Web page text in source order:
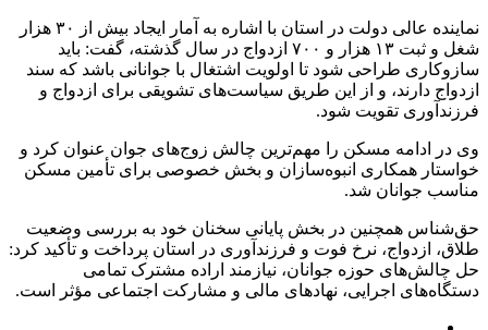
نماینده عالی دولت در استان با اشاره به آمار ایجاد بیش از ۳۰ هزار
شغل و ثبت ۱۳ هزار و ۷۰۰ ازدواج در سال گذشته، گفت: باید
سازوکاری طراحی شود تا اولویت اشتغال با جوانانی باشد که سند
ازدواج دارند، و از این طریق سیاست‌های تشویقی برای ازدواج و
فرزندآوری تقویت شود.
وی در ادامه مسکن را مهم‌ترین چالش زوج‌های جوان عنوان کرد و
خواستار همکاری انبوه‌سازان و بخش خصوصی برای تأمین مسکن
مناسب جوانان شد.
حق‌شناس همچنین در بخش پایانی سخنان خود به بررسی وضعیت
طلاق، ازدواج، نرخ فوت و فرزندآوری در استان پرداخت و تأکید کرد:
حل چالش‌های حوزه جوانان، نیازمند اراده مشترک تمامی
دستگاه‌های اجرایی، نهادهای مالی و مشارکت اجتماعی مؤثر است.